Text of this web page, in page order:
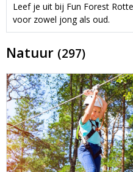
Leef je uit bij Fun Forest
voor zowel jong als oud.
Natuur (297)